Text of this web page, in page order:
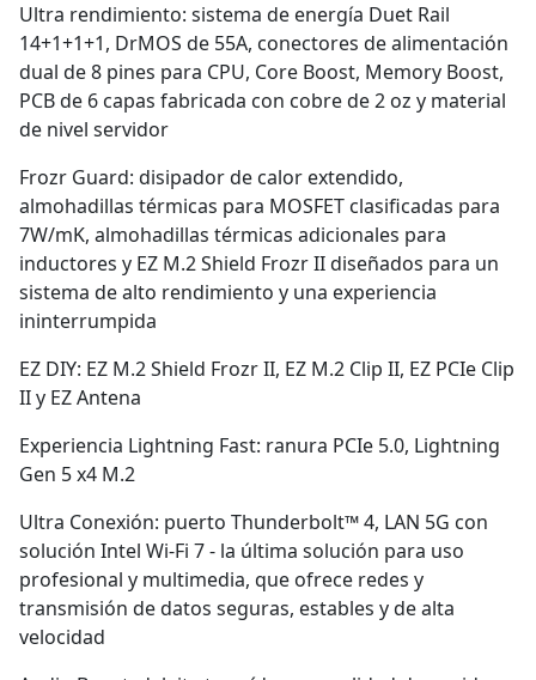
Ultra rendimiento: sistema de energía Duet Rail
14+1+1+1, DrMOS de 55A, conectores de alimentación
dual de 8 pines para CPU, Core Boost, Memory Boost,
PCB de 6 capas fabricada con cobre de 2 oz y material
de nivel servidor
Frozr Guard: disipador de calor extendido,
almohadillas térmicas para MOSFET clasificadas para
7W/mK, almohadillas térmicas adicionales para
inductores y EZ M.2 Shield Frozr II diseñados para un
sistema de alto rendimiento y una experiencia
ininterrumpida
EZ DIY: EZ M.2 Shield Frozr II, EZ M.2 Clip II, EZ PCIe Clip
II y EZ Antena
Experiencia Lightning Fast: ranura PCIe 5.0, Lightning
Gen 5 x4 M.2
Ultra Conexión: puerto Thunderbolt™ 4, LAN 5G con
solución Intel Wi-Fi 7 - la última solución para uso
profesional y multimedia, que ofrece redes y
transmisión de datos seguras, estables y de alta
velocidad